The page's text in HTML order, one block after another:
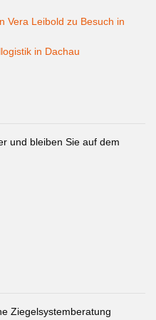
Vera Leibold zu Besuch in
in Dachau
und bleiben Sie auf dem
Ziegelsystemberatung